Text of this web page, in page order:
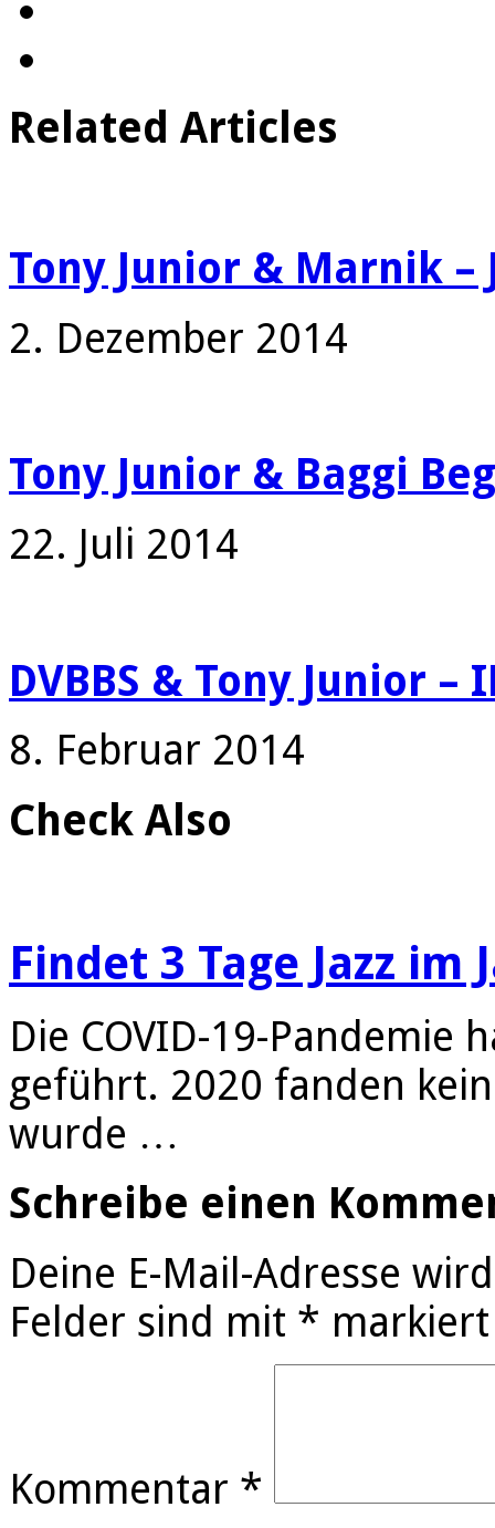
Related Articles
Tony Junior & Marnik –
2. Dezember 2014
Tony Junior & Baggi
22. Juli 2014
DVBBS & Tony Junior –
8. Februar 2014
Check Also
Findet 3 Tage Jazz im
Die COVID-19-Pandemie
geführt. 2020 fanden
wurde …
Schreibe einen
Deine E-Mail-Adresse
Felder sind mit * markiert
Kommentar *